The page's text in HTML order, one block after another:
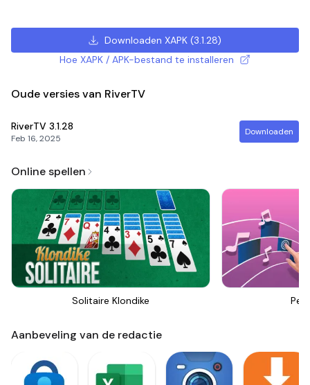
Downloaden XAPK (3.1.28)
Hoe XAPK / APK-bestand te installeren
Oude versies van RiverTV
RiverTV 3.1.28
Feb 16, 2025
Downloaden
Online spellen
Solitaire Klondike
Aanbeveling van de redactie